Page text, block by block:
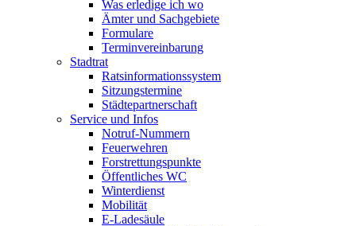
Was erledige ich wo
Ämter und Sachgebiete
Formulare
Terminvereinbarung
Stadtrat
Ratsinformationssystem
Sitzungstermine
Städtepartnerschaft
Service und Infos
Notruf-Nummern
Feuerwehren
Forstrettungspunkte
Öffentliches WC
Winterdienst
Mobilität
E-Ladesäule